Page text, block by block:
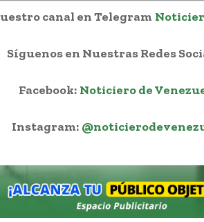
canal en Telegram
Síguenos en Nuestras Redes
Facebook: Noticiero de
Instagram: